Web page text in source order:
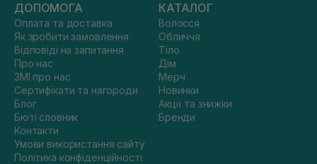
ДОПОМОГА
Оплата та доставка
Як зробити замовлення
Відповіді на запитання
Про нас
ЗМІ про нас
Сертифікати та нагороди
Блог
Бюті словник
Контакти
Умови використання сайту
Політика конфіденційності
КАТАЛОГ
Волосся
Обличчя
Тіло
Дім
Мерч
Новинки
Акції та знижки
Бренди